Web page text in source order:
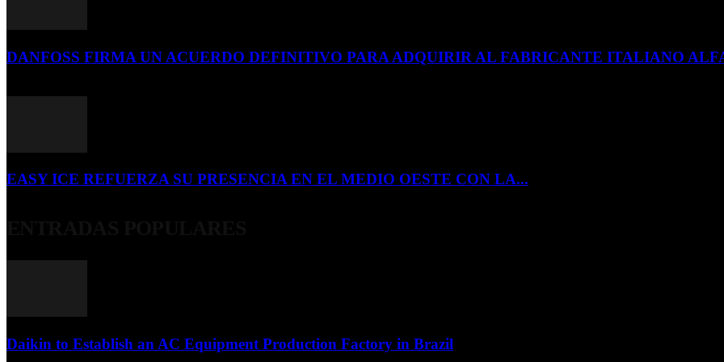
DANFOSS FIRMA UN ACUERDO DEFINITIVO PARA ADQUIRIR AL FABRICANTE ITALIANO
EASY ICE REFUERZA SU PRESENCIA EN EL MEDIO OESTE CON LA...
Daikin to Establish an AC Equipment Production Factory in Brazil